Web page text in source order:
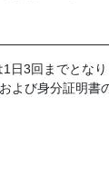
日3回までとな
よび身分証明書